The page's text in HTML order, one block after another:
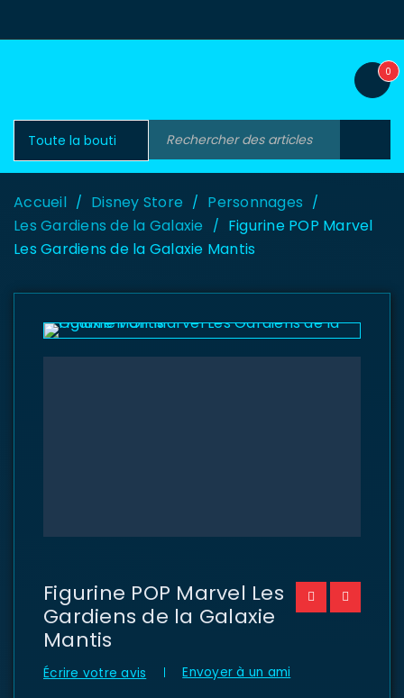
0
Accueil / Disney Store / Personnages /
Les Gardiens de la Galaxie / Figurine POP Marvel
Les Gardiens de la Galaxie Mantis
Figurine POP Marvel Les
Gardiens de la Galaxie
Mantis
Écrire votre avis Envoyer à un ami